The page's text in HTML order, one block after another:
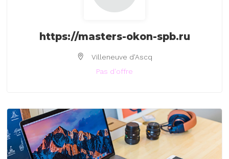
https://masters-okon-spb.ru
Villeneuve d'Ascq
Pas d'offre